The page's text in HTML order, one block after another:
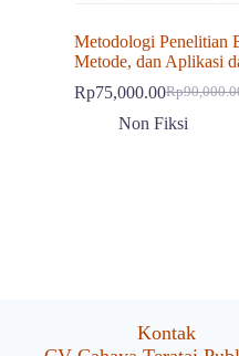
Metodologi Penelitian
Metode, dan Aplikasi
Rp
Harga
aslinya
Rp75,000.00Harga
saat
Non Fiksi
Kontak